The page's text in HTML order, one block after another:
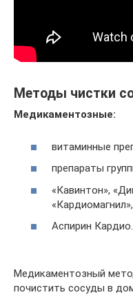
Методы чистки
Медикаментозные:
витаминные
препараты
«Кавинтон»,
Аспирин Кардио.
Медикаментозный
почистить сосуды в